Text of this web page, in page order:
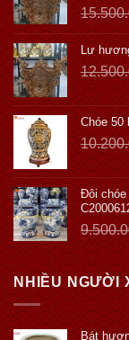
Lư
Chóe 50
Đôi chóe
NHIỀU NGƯỜI
Bát